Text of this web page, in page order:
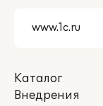
Каталог
Внедрения